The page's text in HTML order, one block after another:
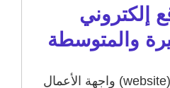
إلكتروني
والمتوسطة
(website) واجهة الأعمال